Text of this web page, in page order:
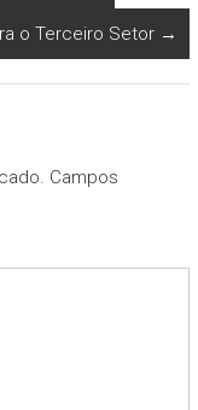
o Terceiro Setor →
Campos